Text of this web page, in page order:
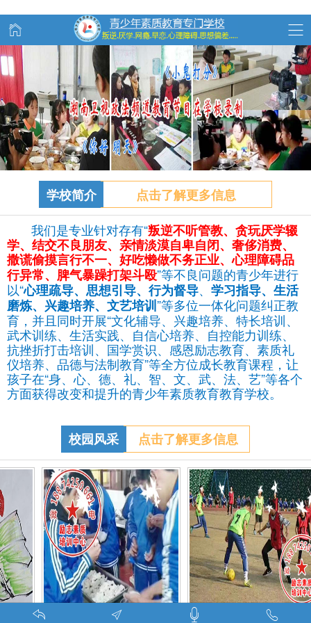
学校简介
点击了解更多信息
我们是专业针对存有“叛逆不听管教、 贪玩厌学辍
学、结交不良朋友、亲情淡漠自卑自闭、奢侈消费、
撒谎偷摸言行不一、好吃懒做不务正业、心理障碍品
行异常、脾气暴躁打架斗殴”等不良问题的青少年进行
以“心理疏导、思想引导、行为督导、 学习指导、生活
磨炼、兴趣培养、文艺培训”等多位一体化问题纠正教
育，并且同时开展“文化辅导、兴趣培养、特长培训、
武术训练、生活实践、自信心培养、自控能力训练、
抗挫折打击培训、国学赏识、感恩励志教育、素质礼
仪培养、品德与法制教育”等全方位成长教育课程，让
孩子在“身、心、德、礼、智、文、武、法、艺”等各个
方面获得改变和提升的青少年素质教育教育学校。
校园风采 点击了解更多信息